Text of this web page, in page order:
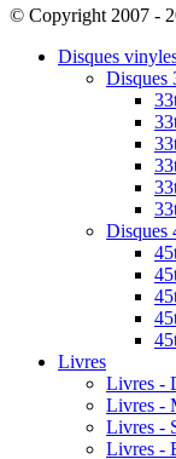
© Copyright 2007 -
Disques
Disques
Disques
Livres
Livres -
Livres -
Livres -
Livres -